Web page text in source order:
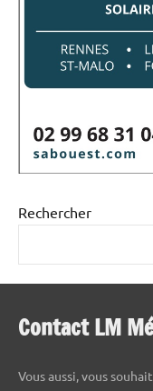
Rechercher
Contact LM
Vous aussi, vous